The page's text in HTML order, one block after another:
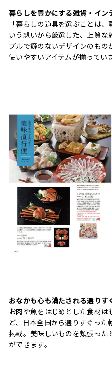
暮らしを豊かにする雑貨・イン
「暮らしの道具を選ぶことは
いう想いから厳選した、上質な
プルで癖のないデザインのもの
使いやすいアイテムが揃っていま
おなかも心も満たされる選りす
お肉や魚をはじめとした食材
ど、日本全国から選りすぐった
掲載。美味しいものを頬張った
ができます。